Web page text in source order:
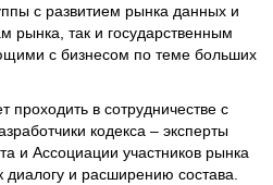
с развитием рынка данных и
рынка, так и государственным
с бизнесом по теме больших
проходить в сотрудничестве с
кодекса – эксперты
и Ассоциации участников рынка
и расширению состава.